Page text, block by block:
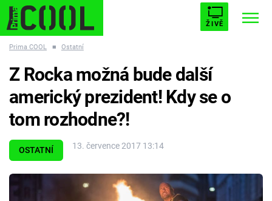
ŽIVĚ
ESCAPE PLNEJ KOTEL AVENGERS 5
Témata
Filmy
Prima COOL ■ Ostatní
OSTATNÍ 13. července 2017 13:14
Z Rocka možná bude další
americký prezident! Kdy se o
tom rozhodne?!